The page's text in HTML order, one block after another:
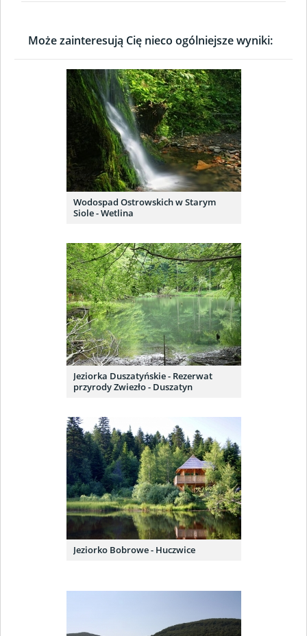
Może zainteresują Cię nieco ogólniejsze wyniki:
Wodospad Ostrowskich w Starym
Siole - Wetlina
Jeziorka Duszatyńskie - Rezerwat
przyrody Zwiezło - Duszatyn
Jeziorko Bobrowe - Huczwice